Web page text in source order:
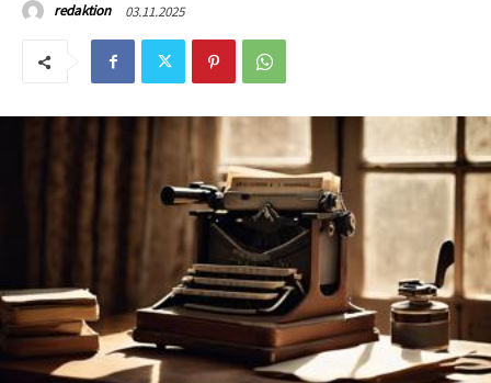
redaktion 03.11.2025